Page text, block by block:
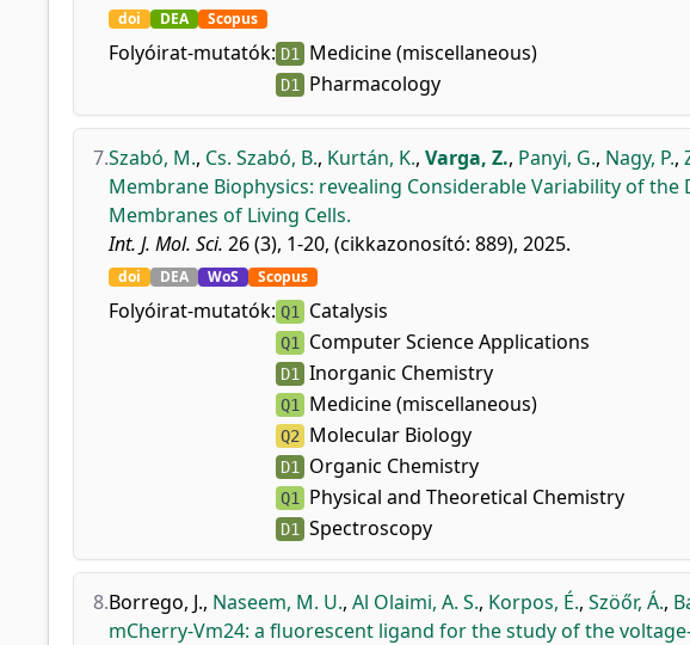
doi DEA Scopus
Folyóirat-mutatók: D1 Medicine (miscellaneous)
D1 Pharmacology
7.Szabó, M., Cs. Szabó, B., Kurtán, K., Varga, Z., Panyi, G., Nagy, P.,
Membrane Biophysics: revealing Considerable Variability of
Membranes of Living Cells.
Int. J. Mol. Sci. 26 (3), 1-20, (cikkazonosító: 889), 2025.
doi DEA WoS Scopus
Folyóirat-mutatók: Q1 Catalysis
Q1 Computer Science Applications
D1 Inorganic Chemistry
Q1 Medicine (miscellaneous)
Q2 Molecular Biology
D1 Organic Chemistry
Q1 Physical and Theoretical Chemistry
D1 Spectroscopy
8.Borrego, J., Naseem, M. U., Al Olaimi, A. S., Korpos, É., Szöőr, Á.,
mCherry-Vm24: a fluorescent ligand for the study of the